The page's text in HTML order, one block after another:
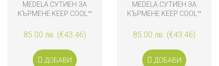
MEDELA СУТИЕН ЗА
КЪРМЕНЕ KEEP COOL™
85.00 лв. (€43.46)
ДОБАВИ
MEDELA СУТИЕН ЗА
КЪРМЕНЕ KEEP COOL™
85.00 лв. (€43.46)
ДОБАВИ